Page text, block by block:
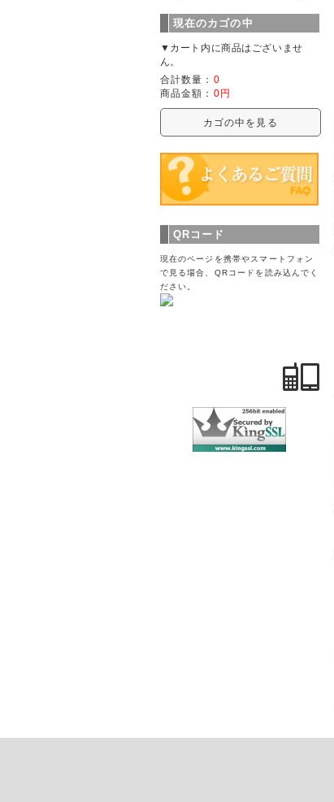
現在のカゴの中
▼カート内に商品はございませ
ん。
合計数量： 0
商品金額： 0円
カゴの中を見る
QRコード
現在のページを携帯やスマートフォン
で見る場合、QRコードを読み込んでく
ださい。